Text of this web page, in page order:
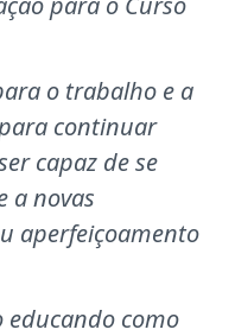
o trabalho e a
continuar
capaz de se
a novas
aperfeiçoamento
como